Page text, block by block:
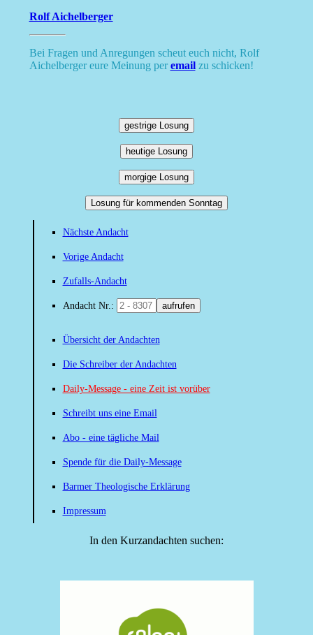
Rolf Aichelberger
Bei Fragen und Anregungen scheut euch nicht, Rolf
Aichelberger eure Meinung peremailzu schicken!
gestrige Losung
heutige Losung
morgige Losung
Losung für kommenden Sonntag
Nächste Andacht
Vorige Andacht
Zufalls-Andacht
Andacht Nr.: aufrufen
Übersicht der Andachten
Die Schreiber der Andachten
Daily-Message - eine Zeit ist vorüber
Schreibt uns eine Email
Abo - eine tägliche Mail
Spende für die Daily-Message
Barmer Theologische Erklärung
Impressum
In den Kurzandachten suchen: